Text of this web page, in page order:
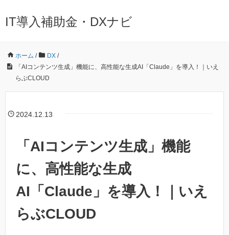
IT導入補助金・DXナビ
ホーム / DX /
「AIコンテンツ生成」機能に、高性能な生成AI「Claude」を導入！｜いえ
らぶCLOUD
2024.12.13
「AIコンテンツ生成」機能
に、高性能な生成
AI「Claude」を導入！｜いえ
らぶCLOUD